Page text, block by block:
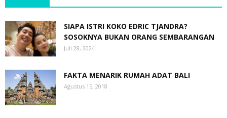
SIAPA ISTRI KOKO EDRIC TJANDRA?
SOSOKNYA BUKAN ORANG SEMBARANGAN
Juli 28, 2024
FAKTA MENARIK RUMAH ADAT BALI
Agustus 15, 2018